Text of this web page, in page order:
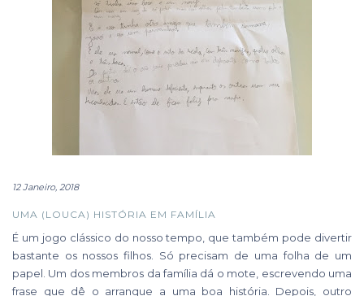
12 Janeiro, 2018
UMA (LOUCA) HISTÓRIA EM FAMÍLIA
É um jogo clássico do nosso tempo, que também pode divertir
bastante os nossos filhos. Só precisam de uma folha de um
papel. Um dos membros da família dá o mote, escrevendo uma
frase que dê o arranque a uma boa história. Depois, outro